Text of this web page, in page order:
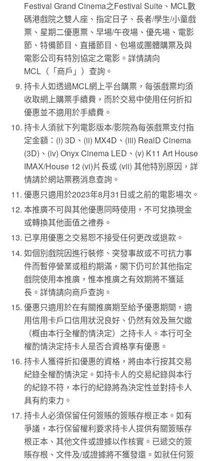
Festival Grand Cinema之Festival Suite、MCL數
碼港戲院之雙人座、指定日子、長者/學生/小童戲
票、星期二優惠票、早場/午夜場、優先場、電影
節、特備節目、直播節目、包場或團體購票及與
電影公司有特別協定之電影。詳情請向
MCL（「商戶」）查詢。
持卡人如透過MCL網上平台購票，每張戲票均須
收取網上購票手續費，而於交易中使用任何折扣
優惠並不適用於手續費。
持卡人須就下列電影版本/影院為每張戲票支付指
定金額：(i) 3D、(ii) MX4D、(iii) RealD Cinema
(3D)、(iv) Onyx Cinema LED、(v) K11 Art House
IMAX/House 12 (vi)片長或 (vii) 其他特別原因，詳
情請於網站票務消息查詢。
優惠只適用於2023年8月31日或之前的電影場次。
本推廣不可與其他優惠同時使用，不可兌換現金
或轉換其他面值之禮券。
已享用優惠之交易恕不接受任何更改或退款。
如個別戲院因進行裝修、突發事故或不可抗力事
件而暫停營業或租約期滿，閣下仍可於其他指定
戲院使用本推廣，惟本推廣之有效期將不獲延
長。詳情請向商戶查詢。
優惠只適用於在有關推廣期至給予優惠期間，適
用信用卡戶口信用狀況良好、仍然有效及無欠繳
（概由本行全權酌情決定）之持卡人。本行可全
權酌情決定持卡人是否合資格享有優惠。
持卡人獲得折扣優惠的資格，將由本行按其交易
紀錄全權酌情決定。如持卡人的交易紀錄與本行
的紀錄不符，本行的紀錄將為決定性並對持卡人
具有約束力。
持卡人必須保留任何簽賬的簽賬存根正本。如有
爭議，本行保留權利要求持卡人提供有關簽賬存
根正本、其他文件或證據以作核實。已遞交的簽
賬存根、文件及/或證據將不獲發還。如就任何簽